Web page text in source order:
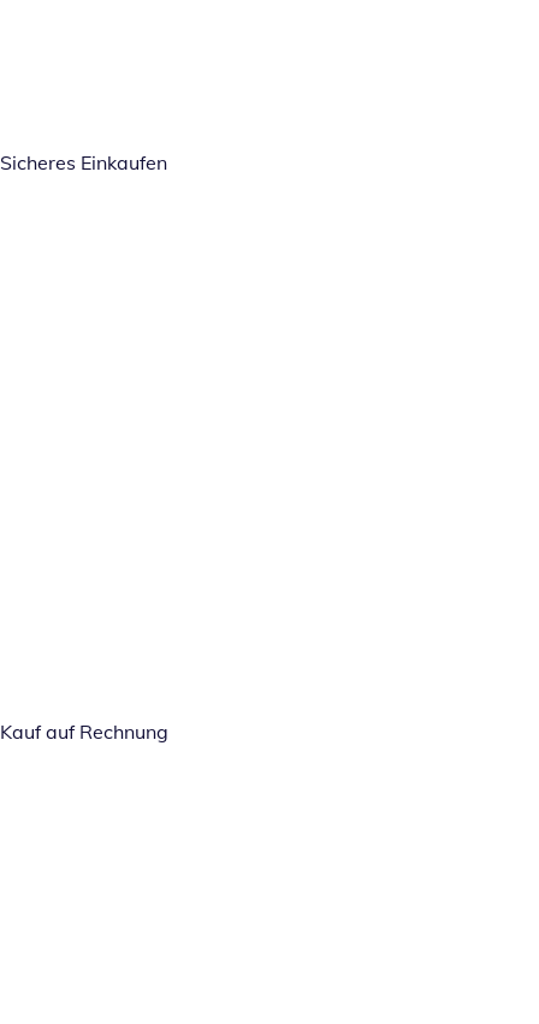
Sicheres Einkaufen
Kauf auf Rechnung